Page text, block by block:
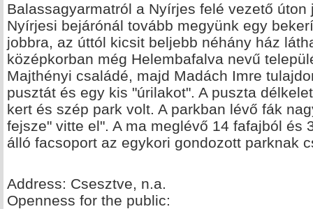
Balassagyarmatról a Nyírjes felé vezető
Nyírjesi bejárónál tovább megyünk egy
jobbra, az úttól kicsit beljebb néhány ház
középkorban még Helembafalva nevű
Majthényi családé, majd Madách Imre
pusztát és egy kis "úrilakot". A puszta
kert és szép park volt. A parkban lévő fák
fejsze" vitte el". A ma meglévő 14 fafajból és
álló facsoport az egykori gondozott parknak
Address: Csesztve, n.a.
Openness for the public: